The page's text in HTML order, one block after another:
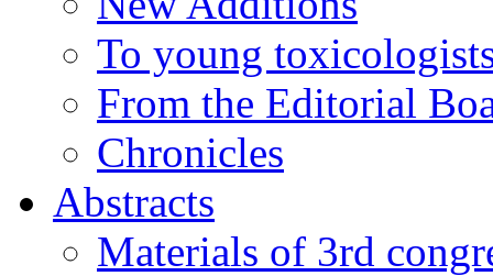
To young
From the Editorial
Chronicles
Abstracts
Materials of 3rd